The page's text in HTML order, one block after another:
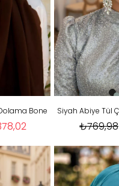
Bone
₺769,98